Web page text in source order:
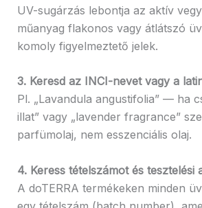
UV-sugárzás lebontja az aktív
műanyag flakonos vagy átlátszó
komoly figyelmeztető jelek.
3. Keresd az INCI-nevet vagy a
Pl. „Lavandula angustifolia” — ha
illat” vagy „lavender fragrance”
parfümolaj, nem esszenciális olaj.
4. Keress tételszámot és tesztelési
A doTERRA termékeken minden